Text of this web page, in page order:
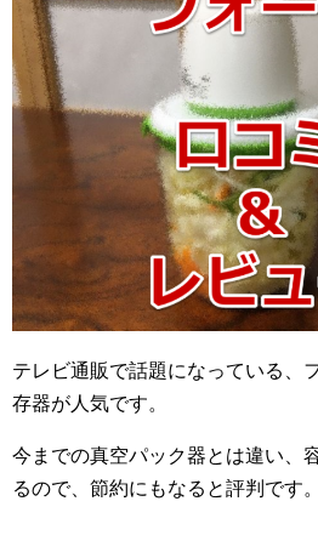
テレビ通販で話題になっている、
存器が人気です。
今までの真空パック器とは違い、
るので、節約にもなると評判です。